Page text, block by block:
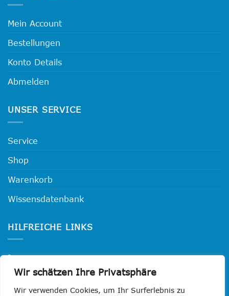
Wir schätzen Ihre Privatsphäre
Wir verwenden Cookies, um Ihr Surferlebnis zu
Mein Account
Bestellungen
Konto Details
Abmelden
UNSER SERVICE
Service
Shop
Warenkorb
Wissensdatenbank
HILFREICHE LINKS
Impressum
Datenschutzerklärung